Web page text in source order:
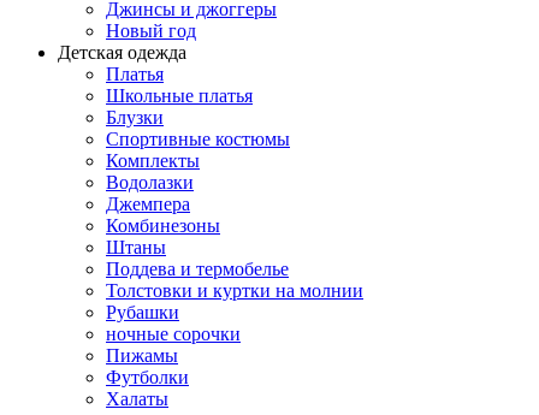
Джинсы и джоггеры
Новый год
Детская одежда
Платья
Школьные платья
Блузки
Спортивные костюмы
Комплекты
Водолазки
Джемпера
Комбинезоны
Штаны
Поддева и термобелье
Толстовки и куртки на молнии
Рубашки
ночные сорочки
Пижамы
Футболки
Халаты